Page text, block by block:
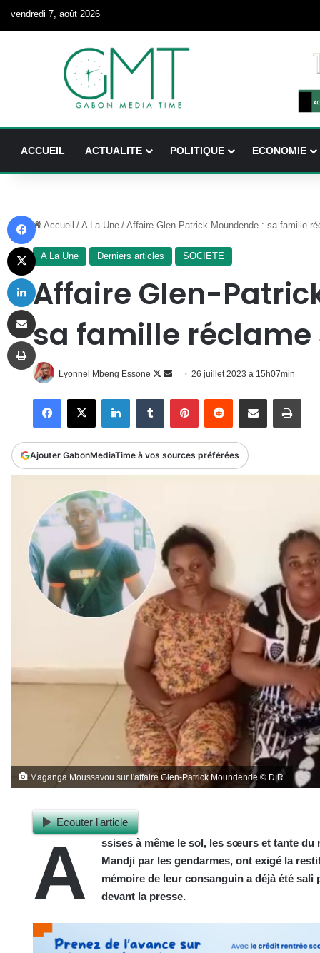
vendredi 7, août 2026
ACCUEIL ACTUALITE POLITIQUE ECONOMIE
Accueil / A La Une / Affaire Glen-Patrick Moundende : sa famille
A La Une Derniers articles SOCIETE
Affaire Glen-
sa famille
Lyonnel Mbeng Essone
Follow
Envoyer
courriel
26 juillet 2023 à 15h07min
FacebookX LinkedinTumblr PinterestReddit Partager par email
Ajouter GabonMediaTime à vos sources préférées
Maganga Moussavou sur l'affaire Glen-Patrick Moundende © D.R.
Ecouter l'article
A
ssises à même le sol, les sœurs et tante
Mandji par les gendarmes, ont exigé la
mémoire de leur consanguin a déjà été
devant la presse.
X
Imprimer